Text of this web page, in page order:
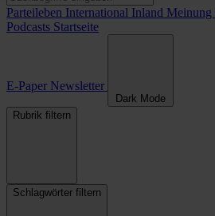
Parteileben International Inland Meinung
Podcasts Startseite
E-Paper Newsletter
Dark Mode
Rubrik filtern
Schlagwörter filtern